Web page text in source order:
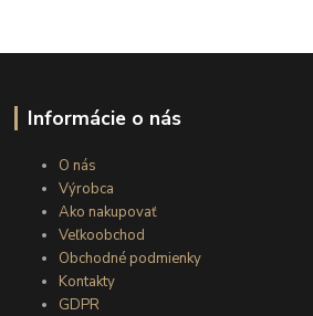
Informácie o nás
O nás
Výrobca
Ako nakupovať
Veľkoobchod
Obchodné podmienky
Kontakty
GDPR